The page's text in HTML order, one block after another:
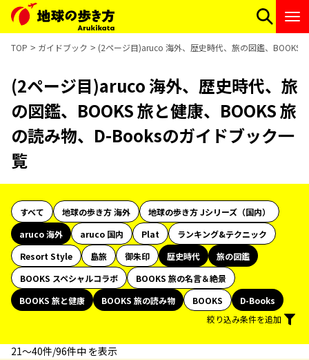
TOP ガイドブック (2ページ目)aruco 海外、歴史時代、旅の図鑑、BOOKS
(2ページ目)aruco 海外、歴史時代、旅
の図鑑、BOOKS 旅と健康、BOOKS 旅
の読み物、D-Booksのガイドブック一
覧
すべて 地球の歩き方 海外
地球の歩き方 Jシリーズ（国内）
aruco 海外
aruco 国内 Plat
ランキング&テクニック
Resort Style
島旅 御朱印 歴史時代
旅の図鑑
BOOKS スペシャルコラボ
BOOKS 旅の名言＆絶景
BOOKS 旅と健康
BOOKS 旅の読み物 BOOKS
D-Books
絞り込み条件を追加
21〜40件/96件中 を表示